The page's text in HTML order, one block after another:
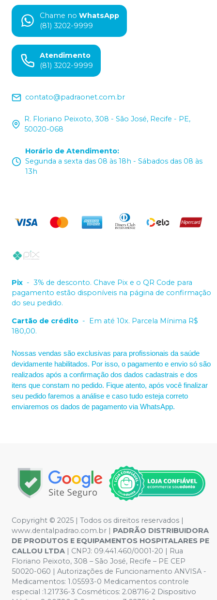
Chame no WhatsApp
(81) 3202-9999
Atendimento
(81) 3202-9999
contato@padraonet.com.br
R. Floriano Peixoto, 308 - São José, Recife - PE,
50020-068
Horário de Atendimento:
Segunda a sexta das 08 às 18h - Sábados das 08 às
13h
Pix - 3% de desconto. Chave Pix e o QR Code para
pagamento estão disponíveis na página de confirmação
do seu pedido.
Cartão de crédito - Em até 10x. Parcela Mínima R$
180,00.
Nossas vendas são exclusivas para profissionais da saúde
devidamente habilitados. Por isso, o pagamento e envio só são
realizados após a confirmação dos dados cadastrais e dos
itens que constam no pedido. Fique atento, após você finalizar
seu pedido faremos a análise e caso tudo esteja correto
enviaremos os dados de pagamento via WhatsApp.
Copyright © 2025 | Todos os direitos reservados |
www.dentalpadrao.com.br | PADRÃO DISTRIBUIDORA
DE PRODUTOS E EQUIPAMENTOS HOSPITALARES PE
CALLOU LTDA | CNPJ: 09.441.460/0001-20 | Rua
Floriano Peixoto, 308 – São José, Recife – PE CEP
50020-060 | Autorizações de Funcionamento ANVISA -
Medicamentos: 1.05593-0 Medicamentos controle
especial :1.21736-3 Cosméticos: 2.08716-2 Dispositivo